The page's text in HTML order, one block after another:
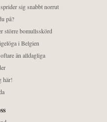
sig snabbt norrut
på?
större bomullsskörd
i Belgien
än alldagliga
här!